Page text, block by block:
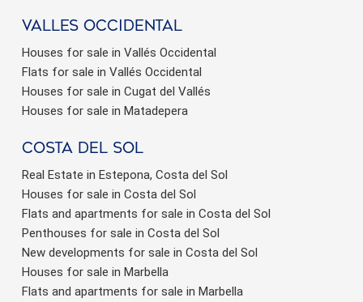
valles occidental
Houses for sale in Vallés Occidental
Flats for sale in Vallés Occidental
Houses for sale in Cugat del Vallés
Houses for sale in Matadepera
Costa del sol
Real Estate in Estepona, Costa del Sol
Houses for sale in Costa del Sol
Flats and apartments for sale in Costa del Sol
Penthouses for sale in Costa del Sol
New developments for sale in Costa del Sol
Houses for sale in Marbella
Flats and apartments for sale in Marbella